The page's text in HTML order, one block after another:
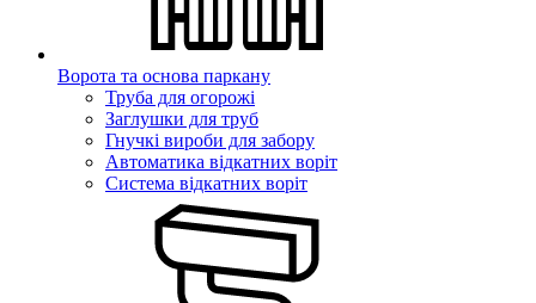
Ворота та основа паркану
Труба для огорожі
Заглушки для труб
Гнучкі вироби для забору
Автоматика відкатних воріт
Система відкатних воріт